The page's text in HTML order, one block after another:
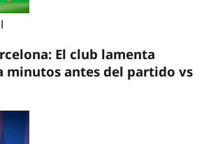
El club lamenta
minutos antes del partido vs